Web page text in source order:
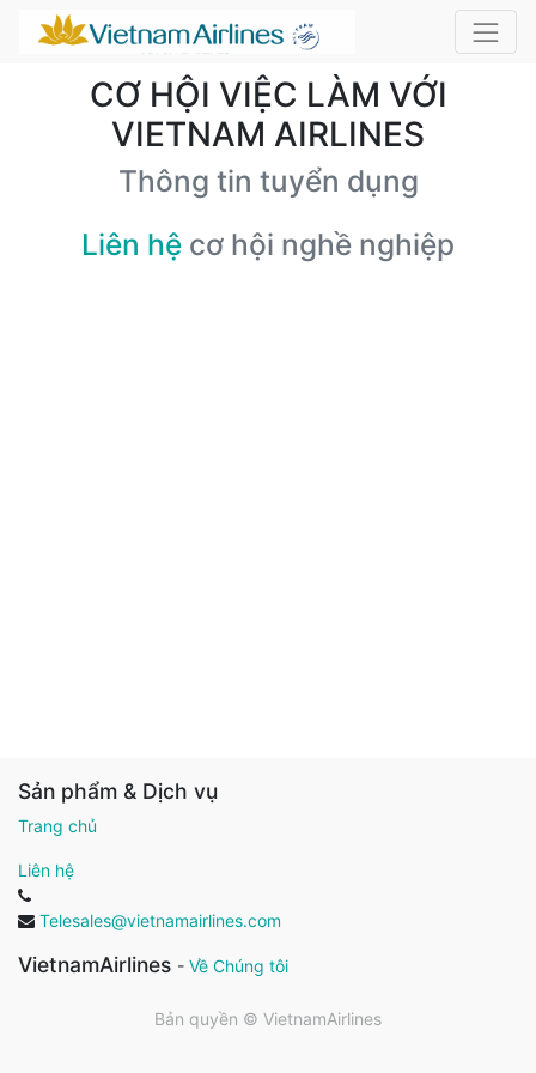
CƠ HỘI VIỆC LÀM VỚI
VIETNAM AIRLINES
Thông tin tuyển dụng
Liên hệ cơ hội nghề nghiệp
Sản phẩm & Dịch vụ
Trang chủ
Liên hệ
Telesales@vietnamairlines.com
VietnamAirlines - Về Chúng tôi
Bản quyền © VietnamAirlines